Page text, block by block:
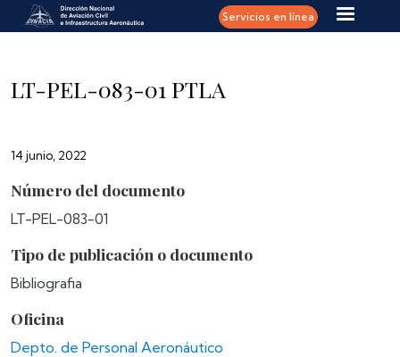
Pasar al contenido principal Servicios en línea
LT-PEL-083-01 PTLA
14 junio, 2022
Número del documento
LT-PEL-083-01
Tipo de publicación o documento
Bibliografia
Oficina
Depto. de Personal Aeronáutico